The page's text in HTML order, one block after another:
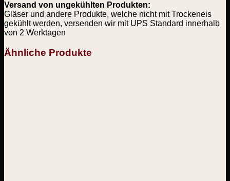
Versand von ungekühlten Produkten:
Gläser und andere Produkte, welche nicht mit Trockeneis
gekühlt werden, versenden wir mit UPS Standard innerhalb
von 2 Werktagen
Ähnliche Produkte